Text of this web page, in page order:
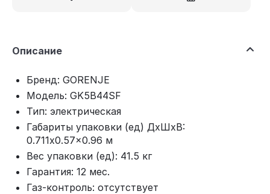
Описание
Бренд: GORENJE
Модель: GK5B44SF
Тип: электрическая
Габариты упаковки (ед) ДхШхВ:
0.711x0.57x0.96 м
Вес упаковки (ед): 41.5 кг
Гарантия: 12 мес.
Газ-контроль: отсутствует